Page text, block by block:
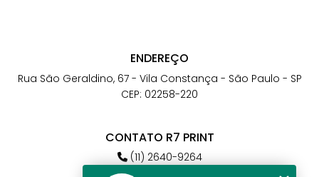
ENDEREÇO
Rua São Geraldino, 67 - Vila Constança - São Paulo - SP
CEP: 02258-220
CONTATO R7 PRINT
(11) 2640-9264